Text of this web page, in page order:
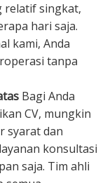
relatif singkat,
hari saja.
kami, Anda
tanpa
Bagi Anda
CV, mungkin
syarat dan
konsultasi
saja. Tim ahli